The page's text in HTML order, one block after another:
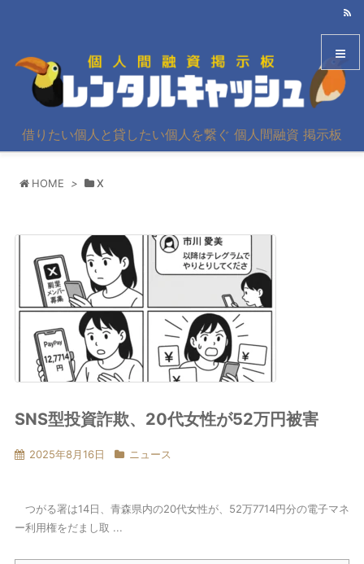
借りたい個人と貸したい個人を繋ぐ 個人間融資 掲示板
HOME > X
SNS型投資詐欺、20代女性が52万円被害
2025年8月16日 ニュース
つがる署は14日、青森県内の20代女性が、52万7714円分の電子マネ
ー利用権をだまし取 ...